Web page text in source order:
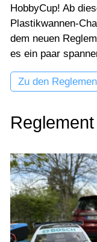
HobbyCup! Ab
Plastikwannen-
dem neuen
es ein paar
Zu den